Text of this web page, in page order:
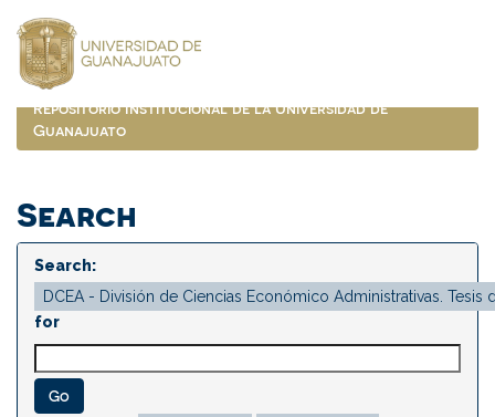
navigation
Repositorio Institucional de la Universidad de
Guanajuato
Search
Search:
for